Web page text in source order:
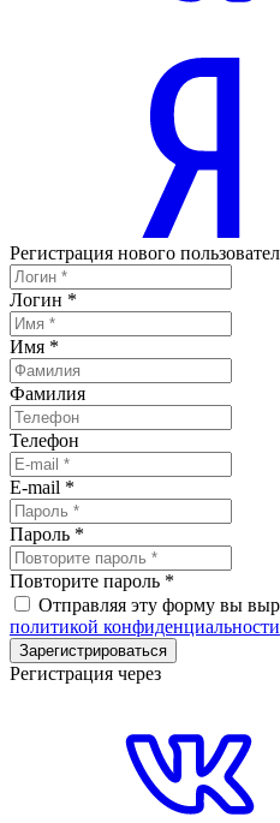
Регистрация нового
Логин *
Имя *
Фамилия
Телефон
E-mail *
Пароль *
Повторите пароль *
Отправляя эту форму вы
политикой конфиденциальности
Зарегистрироваться
Регистрация через